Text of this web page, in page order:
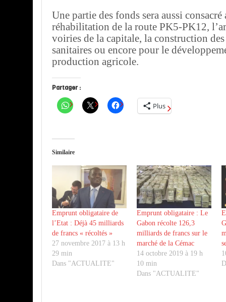
Une partie des fonds sera aussi
réhabilitation de la route PK5-PK12,
voiries de la capitale, la construction
sanitaires ou encore pour le
production agricole.
Partager :
Plus
Similaire
Emprunt obligataire de
l’Etat : Déjà 45 milliards
de francs « récoltés »
27 novembre 2017 à 13 h
29 min
Dans "ACTUALITE"
Emprunt obligataire : Le
Gabon récolte 126,3
milliards de francs sur le
marché de la Cémac
14 octobre 2019 à 19 h
10 min
Dans "ACTUALITE"